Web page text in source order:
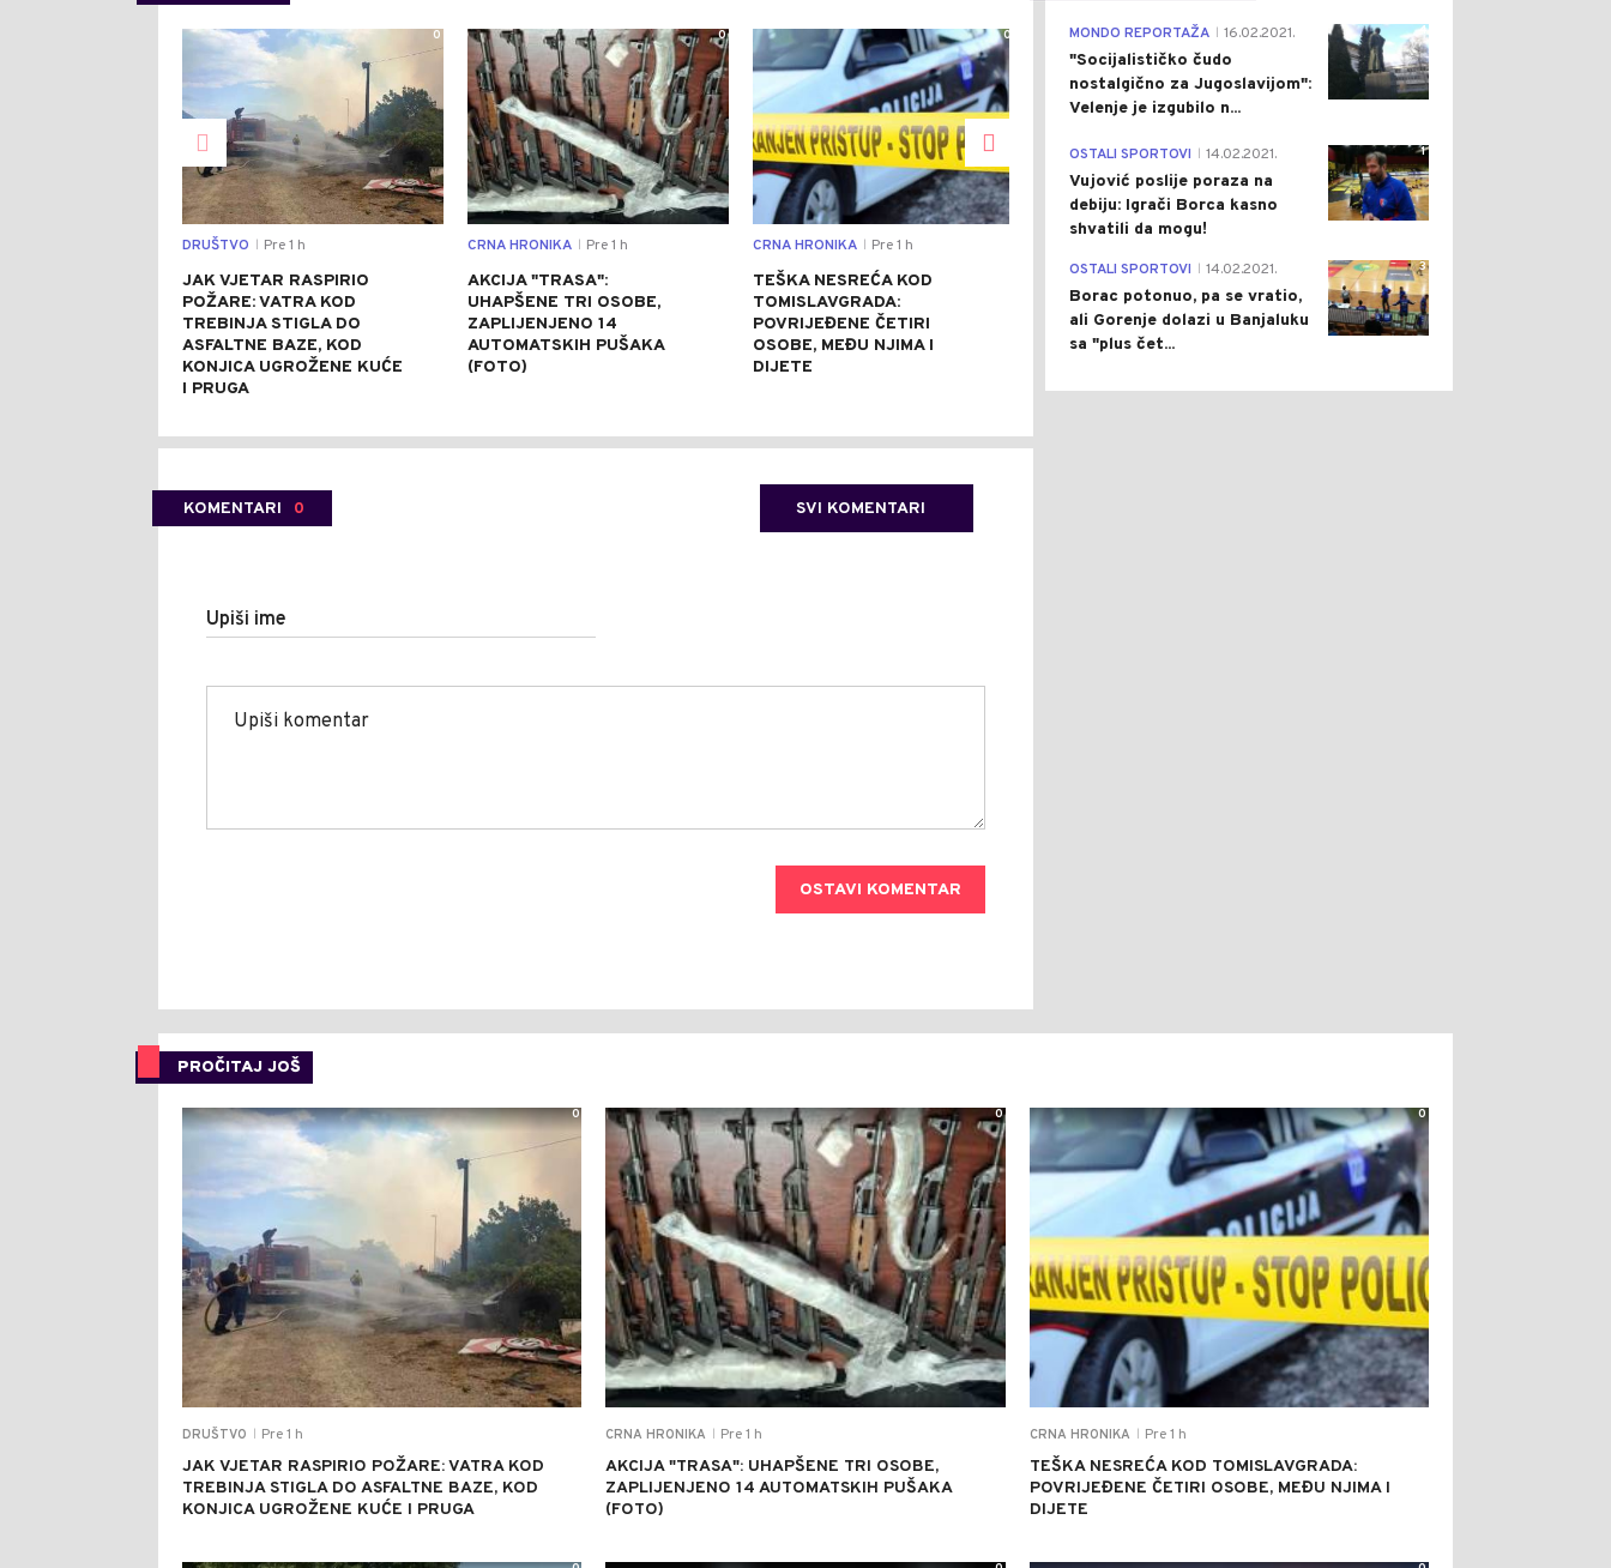
0
DRUŠTVO Pre 1 h
JAK VJETAR RASPIRIO
POŽARE: VATRA KOD
TREBINJA STIGLA DO
ASFALTNE BAZE, KOD
KONJICA UGROŽENE KUĆE
I PRUGA
0
CRNA HRONIKA Pre 1 h
AKCIJA "TRASA":
UHAPŠENE TRI OSOBE,
ZAPLIJENJENO 14
AUTOMATSKIH PUŠAKA
(FOTO)
0
CRNA HRONIKA Pre 1 h
TEŠKA NESREĆA KOD
TOMISLAVGRADA:
POVRIJEĐENE ČETIRI
OSOBE, MEĐU NJIMA I
DIJETE
0
POPLAVA: ZAVRŠEN
ZAŠTITNI ZID U TUKOVIMA
PROFESIONALNI
KRADLJIVAC AUTOMOBILA
PONOVO UHAPŠEN:
KOMENTARI 0 SVI KOMENTARI
Upiši ime
OSTAVI KOMENTAR
4
MONDO REPORTAŽA 16.02.2021.
"Socijalističko čudo
nostalgično za Jugoslavijom":
Velenje je izgubilo n...
1
OSTALI SPORTOVI 14.02.2021.
Vujović poslije poraza na
debiju: Igrači Borca kasno
shvatili da mogu!
3
OSTALI SPORTOVI 14.02.2021.
Borac potonuo, pa se vratio,
ali Gorenje dolazi u Banjaluku
sa "plus čet...
PROČITAJ JOŠ
DRUŠTVO Pre 1 h
JAK VJETAR RASPIRIO POŽARE: VATRA KOD
TREBINJA STIGLA DO ASFALTNE BAZE, KOD
KONJICA UGROŽENE KUĆE I PRUGA
0
CRNA HRONIKA Pre 1 h
AKCIJA "TRASA": UHAPŠENE TRI OSOBE,
ZAPLIJENJENO 14 AUTOMATSKIH PUŠAKA
(FOTO)
0
CRNA HRONIKA Pre 1 h
TEŠKA NESREĆA KOD TOMISLAVGRADA:
POVRIJEĐENE ČETIRI OSOBE, MEĐU NJIMA I
DIJETE
0